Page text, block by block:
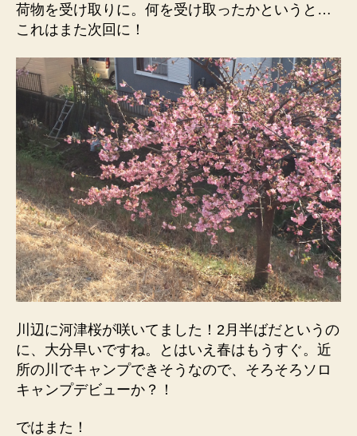
荷物を受け取りに。何を受け取ったかというと…
これはまた次回に！
川辺に河津桜が咲いてました！2月半ばだというの
に、大分早いですね。とはいえ春はもうすぐ。近
所の川でキャンプできそうなので、そろそろソロ
キャンプデビューか？！
ではまた！